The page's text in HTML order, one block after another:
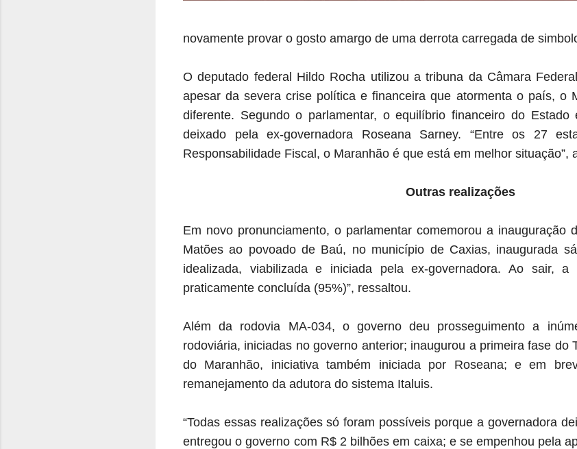
novamente provar o gosto amargo de uma derrota carregada de
O deputado federal Hildo Rocha utilizou a tribuna da Câmara
apesar da severa crise política e financeira que atormenta o país, o
diferente. Segundo o parlamentar, o equilíbrio financeiro do
deixado pela ex-governadora Roseana Sarney. “Entre os 27
Responsabilidade Fiscal, o Maranhão é que está em melhor situação”,
Outras realizações
Em novo pronunciamento, o parlamentar comemorou a inauguração
Matões ao povoado de Baú, no município de Caxias, inaugurada
idealizada, viabilizada e iniciada pela ex-governadora. Ao sair,
praticamente concluída (95%)”, ressaltou.
Além da rodovia MA-034, o governo deu prosseguimento a
rodoviária, iniciadas no governo anterior; inaugurou a primeira fase do
do Maranhão, iniciativa também iniciada por Roseana; e em
remanejamento da adutora do sistema Italuis.
“Todas essas realizações só foram possíveis porque a governadora
entregou o governo com R$ 2 bilhões em caixa; e se empenhou pela